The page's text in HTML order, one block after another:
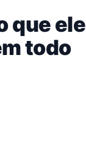
que ele
todo